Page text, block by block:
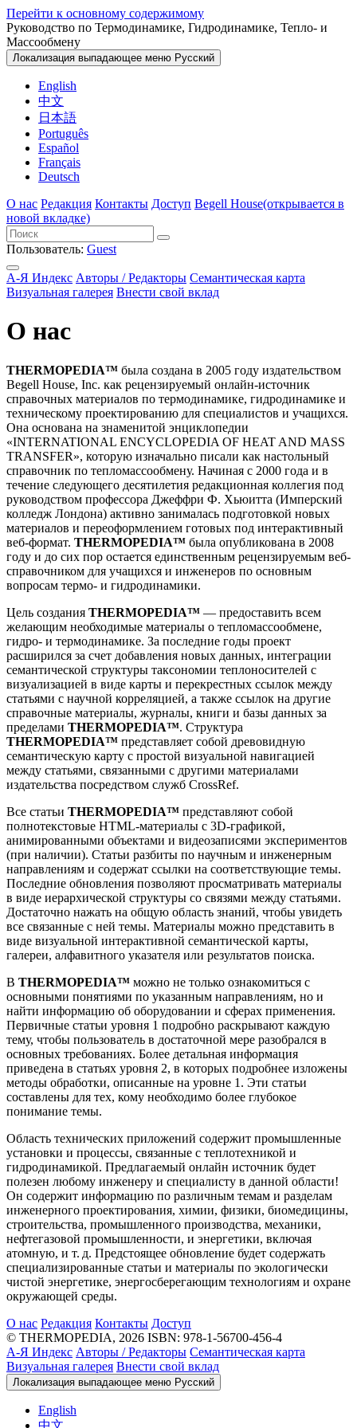
Перейти к основному содержимому
Руководство по Термодинамике, Гидродинамике, Тепло- и
Массообмену
Локализация выпадающее меню Русский
English
中文
日本語
Português
Español
Français
Deutsch
О нас Редакция Контакты Доступ Begell House(открывается в
новой вкладке)
Пользователь: Guest
А-Я Индекс Авторы / Редакторы Семантическая карта
Визуальная галерея Внести свой вклад
О нас
THERMOPEDIA™ была создана в 2005 году издательством
Begell House, Inc. как рецензируемый онлайн-источник
справочных материалов по термодинамике, гидродинамике и
техническому проектированию для специалистов и учащихся.
Она основана на знаменитой энциклопедии
«INTERNATIONAL ENCYCLOPEDIA OF HEAT AND MASS
TRANSFER», которую изначально писали как настольный
справочник по тепломассообмену. Начиная с 2000 года и в
течение следующего десятилетия редакционная коллегия под
руководством профессора Джеффри Ф. Хьюитта (Имперский
колледж Лондона) активно занималась подготовкой новых
материалов и переоформлением готовых под интерактивный
веб-формат. THERMOPEDIA™ была опубликована в 2008
году и до сих пор остается единственным рецензируемым веб-
справочником для учащихся и инженеров по основным
вопросам термо- и гидродинамики.
Цель создания THERMOPEDIA™ — предоставить всем
желающим необходимые материалы о тепломассообмене,
гидро- и термодинамике. За последние годы проект
расширился за счет добавления новых данных, интеграции
семантической структуры таксономии теплоносителей с
визуализацией в виде карты и перекрестных ссылок между
статьями с научной корреляцией, а также ссылок на другие
справочные материалы, журналы, книги и базы данных за
пределами THERMOPEDIA™. Структура
THERMOPEDIA™ представляет собой древовидную
семантическую карту с простой визуальной навигацией
между статьями, связанными с другими материалами
издательства посредством служб CrossRef.
Все статьи THERMOPEDIA™ представляют собой
полнотекстовые HTML-материалы с 3D-графикой,
анимированными объектами и видеозаписями экспериментов
(при наличии). Статьи разбиты по научным и инженерным
направлениям и содержат ссылки на соответствующие темы.
Последние обновления позволяют просматривать материалы
в виде иерархической структуры со связями между статьями.
Достаточно нажать на общую область знаний, чтобы увидеть
все связанные с ней темы. Материалы можно представить в
виде визуальной интерактивной семантической карты,
галереи, алфавитного указателя или результатов поиска.
В THERMOPEDIA™ можно не только ознакомиться с
основными понятиями по указанным направлениям, но и
найти информацию об оборудовании и сферах применения.
Первичные статьи уровня 1 подробно раскрывают каждую
тему, чтобы пользователь в достаточной мере разобрался в
основных требованиях. Более детальная информация
приведена в статьях уровня 2, в которых подробнее изложены
методы обработки, описанные на уровне 1. Эти статьи
составлены для тех, кому необходимо более глубокое
понимание темы.
Область технических приложений содержит промышленные
установки и процессы, связанные с теплотехникой и
гидродинамикой. Предлагаемый онлайн источник будет
полезен любому инженеру и специалисту в данной области!
Он содержит информацию по различным темам и разделам
инженерного проектирования, химии, физики, биомедицины,
строительства, промышленного производства, механики,
нефтегазовой промышленности, и энергетики, включая
атомную, и т. д. Предстоящее обновление будет содержать
специализированные статьи и материалы по экологически
чистой энергетике, энергосберегающим технологиям и охране
окружающей среды.
О нас Редакция Контакты Доступ
© THERMOPEDIA, 2026 ISBN: 978-1-56700-456-4
А-Я Индекс Авторы / Редакторы Семантическая карта
Визуальная галерея Внести свой вклад
Локализация выпадающее меню Русский
English
中文